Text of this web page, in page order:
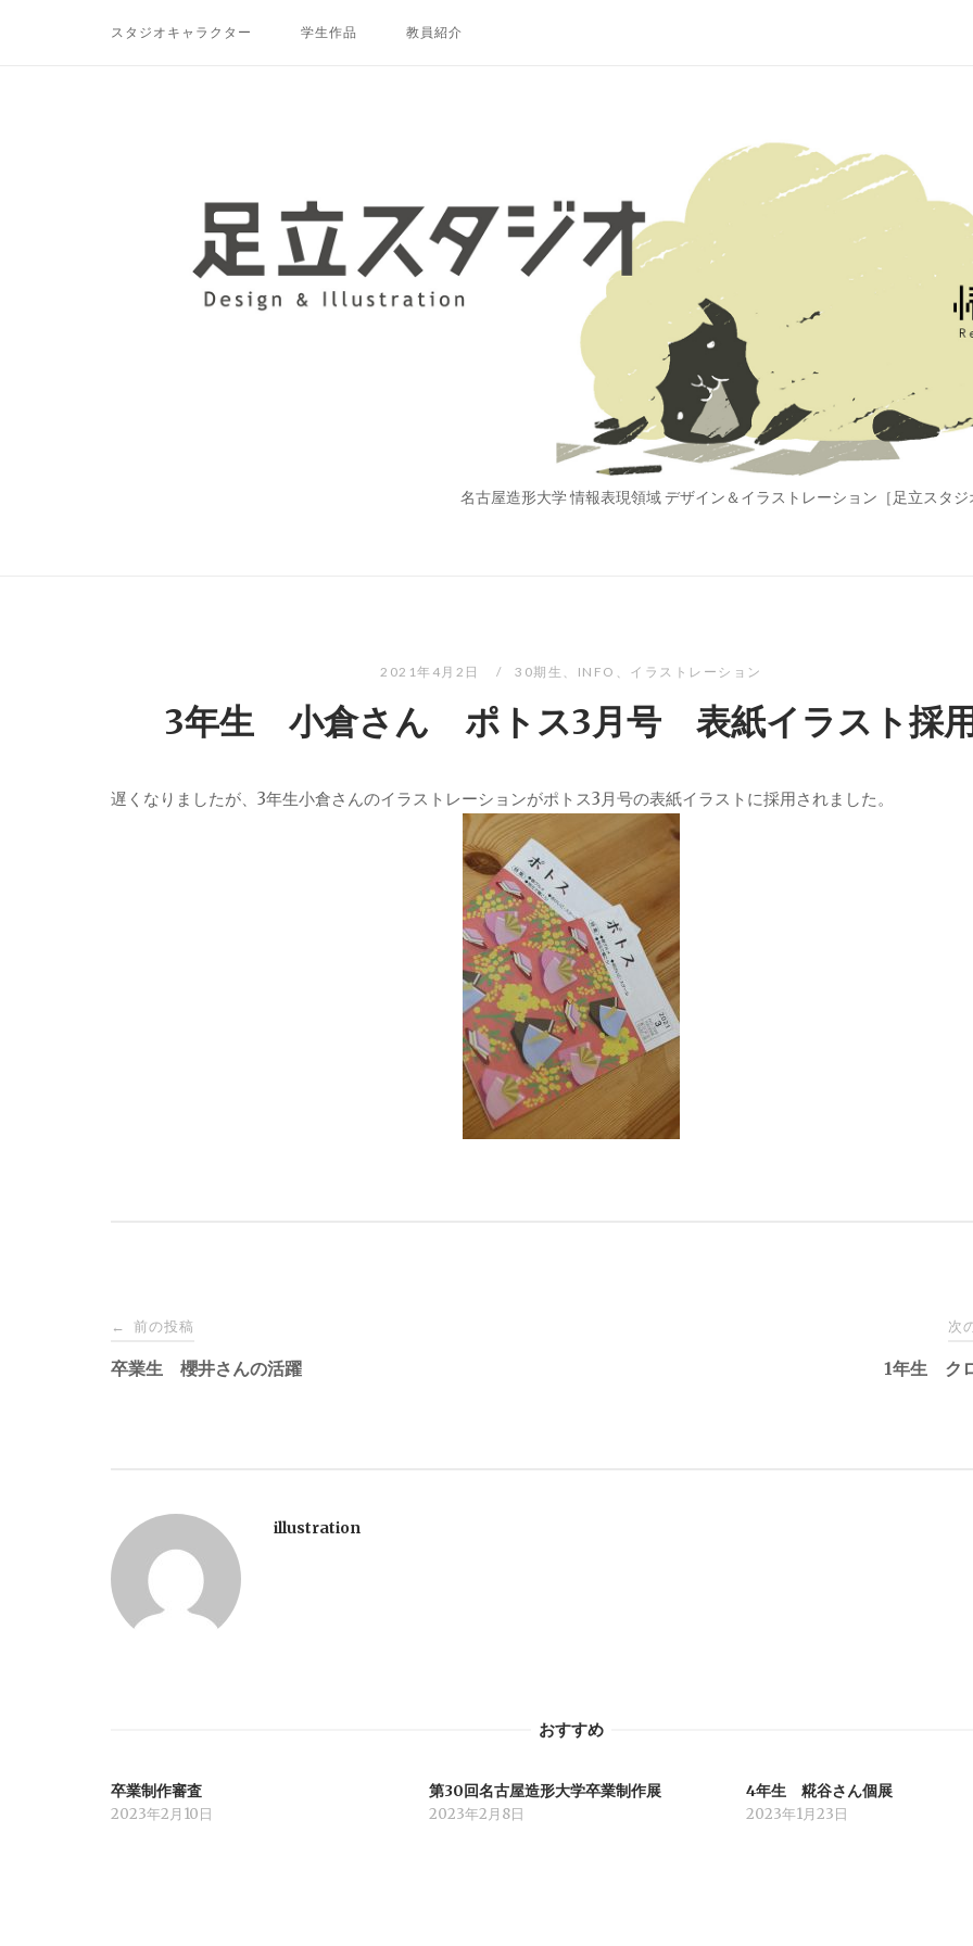
スタジオキャラクター 学生作品 教員紹介
名古屋造形大学 情報表現領域 デザイン＆イラストレーション［足立スタジ
2021年4月2日 30期生 、 INFO 、 イラストレーション
3年生 小倉さん ポトス3月号 表紙イラスト採
遅くなりましたが、3年生小倉さんのイラストレーションがポトス3月号の表紙イラストに採用されました。
投
ビ
ゲ
ー
ン
← 前の投稿
卒業生 櫻井さんの活躍
次
1年生 ク
illustration
おすすめ
卒業制作審査
2023年2月10日
第30回名古屋造形大学卒業制作展
2023年2月8日
4年生 糀谷さん個展
2023年1月23日